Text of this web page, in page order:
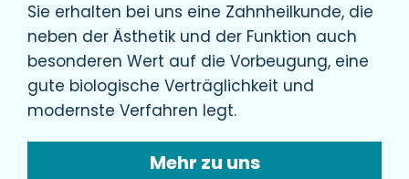
Sie erhalten bei uns eine Zahnheilkunde, die
neben der Ästhetik und der Funktion auch
besonderen Wert auf die Vorbeugung, eine
gute biologische Verträglichkeit und
modernste Verfahren legt.
Mehr zu uns